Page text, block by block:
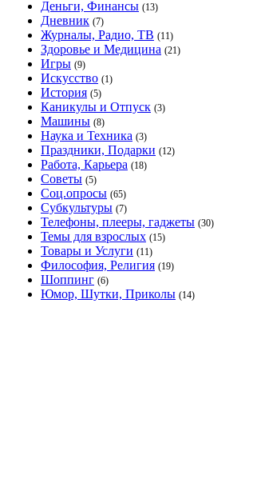
Деньги, Финансы (13)
Дневник (7)
Журналы, Радио, ТВ (11)
Здоровье и Медицина (21)
Игры (9)
Искусство (1)
История (5)
Каникулы и Отпуск (3)
Машины (8)
Наука и Техника (3)
Праздники, Подарки (12)
Работа, Карьера (18)
Советы (5)
Соц.опросы (65)
Субкультуры (7)
Телефоны, плееры, гаджеты (30)
Темы для взрослых (15)
Товары и Услуги (11)
Философия, Религия (19)
Шоппинг (6)
Юмор, Шутки, Приколы (14)